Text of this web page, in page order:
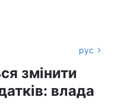
рус
змінити
влада